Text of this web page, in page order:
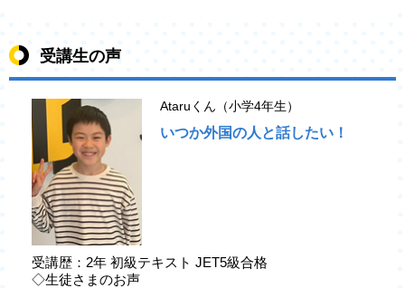
受講生の声
Ataruくん（小学4年生）
いつか外国の人と話したい！
受講歴：2年 初級テキスト JET5級合格
◇生徒さまのお声